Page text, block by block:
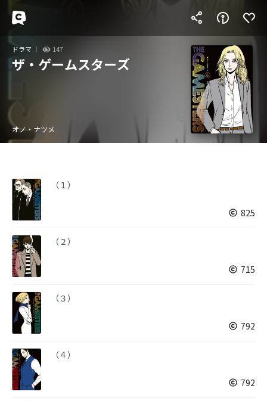
ドラマ 147
ザ・ゲームスターズ
オノ・ナツメ
（１）
825
（２）
715
（３）
792
（４）
792